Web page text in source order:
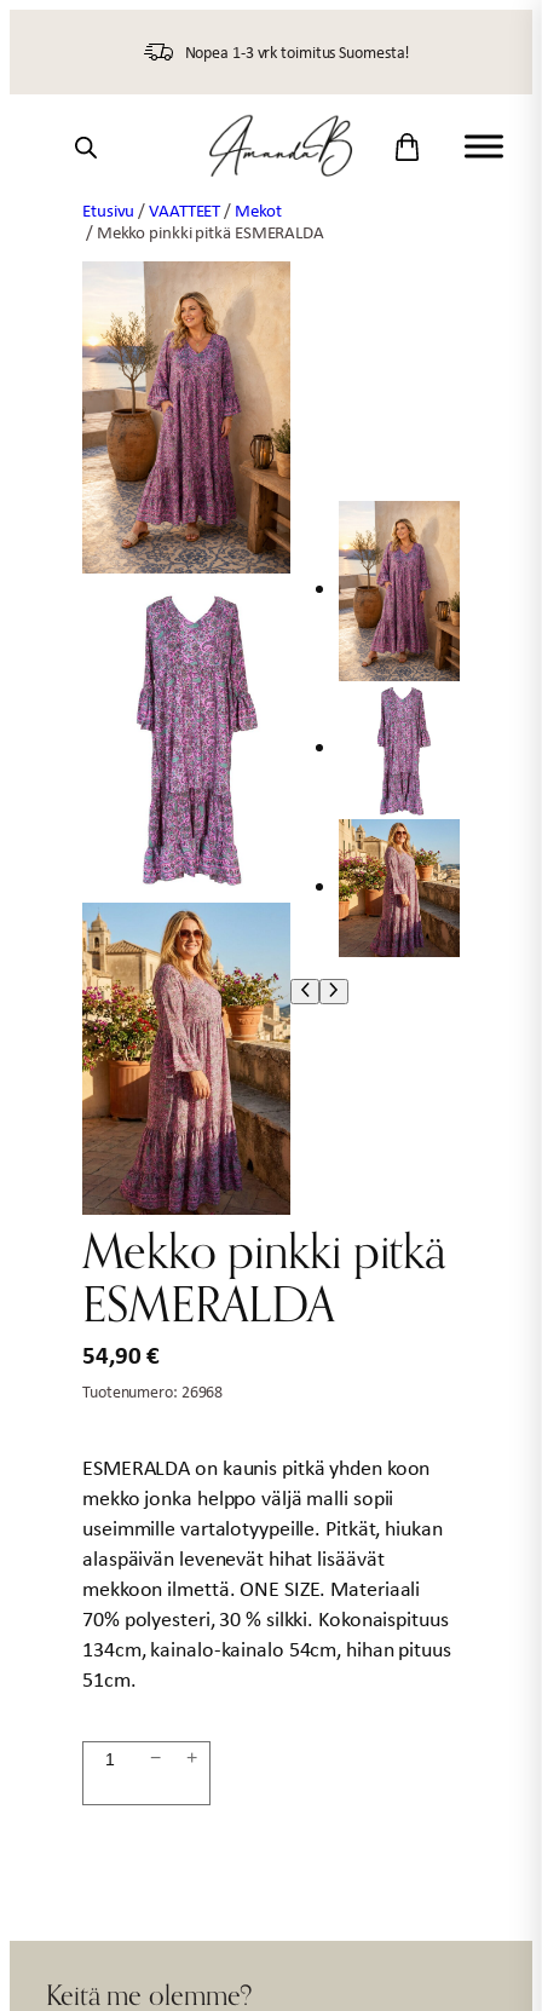
Nopea 1-3 vrk toimitus Suomesta!
Etusivu /VAATTEET/ Mekot
/ Mekko pinkki pitkä ESMERALDA
Mekko pinkki pitkä
ESMERALDA
54,90€
Tuotenumero: 26968
ESMERALDA on kaunis pitkä yhden koon
mekko jonka helppo väljä malli sopii
useimmille vartalotyypeille. Pitkät, hiukan
alaspäivän levenevät hihat lisäävät
mekkoon ilmettä. ONE SIZE. Materiaali
70% polyesteri, 30 % silkki. Kokonaispituus
134cm, kainalo-kainalo 54cm, hihan pituus
51cm.
Mekko
− +
Keitä me olemme?